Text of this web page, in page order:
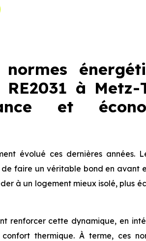
RE2031 à Metz-
et
évolué ces dernières années.
faire un véritable bond en avant
à un logement mieux isolé, plus
renforcer cette dynamique, en
thermique. À terme, ces